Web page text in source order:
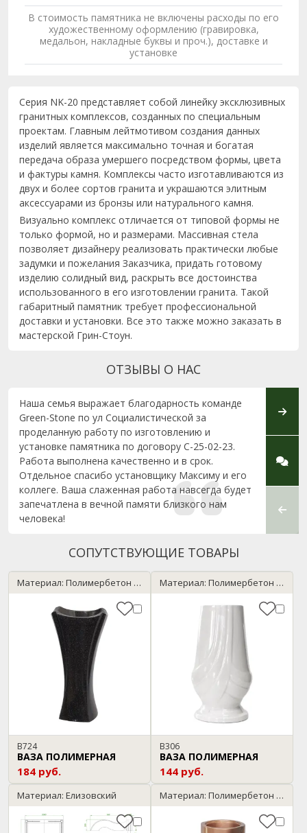
В стоимость памятника не включены расходы по его
художественному оформлению (гравировка,
медальон, накладные буквы и проч.), доставке и
установке
Серия NK-20 представляет собой линейку эксклюзивных
гранитных комплексов, созданных по специальным
проектам. Главным лейтмотивом создания данных
изделий является максимально точная и богатая
передача образа умершего посредством формы, цвета
и фактуры камня. Комплексы часто изготавливаются из
двух и более сортов гранита и украшаются элитным
аксессуарами из бронзы или натурального камня.
Визуально комплекс отличается от типовой формы не
только формой, но и размерами. Массивная стела
позволяет дизайнеру реализовать практически любые
задумки и пожелания Заказчика, придать готовому
изделию солидный вид, раскрыть все достоинства
использованного в его изготовлении гранита. Такой
габаритный памятник требует профессиональной
доставки и установки. Все это также можно заказать в
мастерской Грин-Стоун.
ОТЗЫВЫ О НАС
Наша семья выражает благодарность команде
Green-Stone по ул Социалистической за
проделанную работу по изготовлению и
установке памятника по договору С-25-02-23.
Работа выполнена качественно и в срок.
Отдельное спасибо установщику Максиму и его
коллеге. Ваша слаженная работа навсегда будет
запечатлена в вечной памяти близкого нам
человека!
по
СОПУТСТВУЮЩИЕ ТОВАРЫ
Материал: Полимербетон / темный гранит
В724
ВАЗА ПОЛИМЕРНАЯ
184 руб.
Материал: Полимербетон / мрамор
В306
ВАЗА ПОЛИМЕРНАЯ
144 руб.
Материал: Елизовский Материал: Полимербетон / бронза